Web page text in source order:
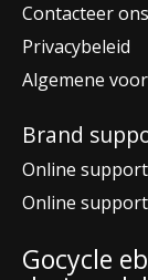
Contacteer ons
Privacybeleid
Algemene
Brand
Online
Online
Gocycle